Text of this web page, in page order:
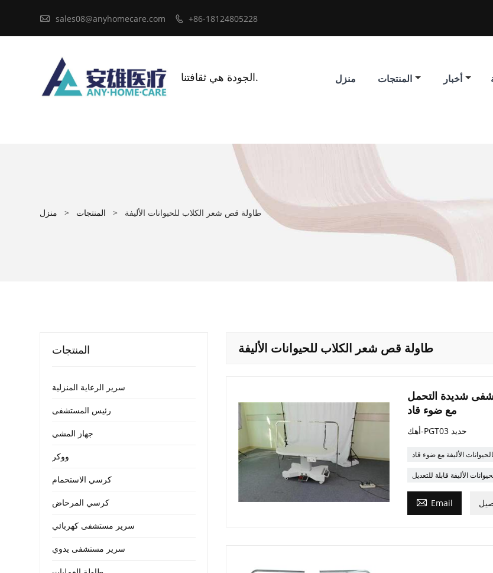
 sales08@anyhomecare.com  +86-18124805228
منزل المنتجات أخبار الجودة هي ثقافتنا.
منزل > المنتجات > طاولة قص شعر الكلاب للحيوانات الأليفة
طاولة قص شعر الكلاب للحيوانات الأليفة
شديدة التحمل
مع ضوء قاد
أهك-PGT03 حديد
الأليفة مع ضوء قاد
الأليفة قابلة للتعديل
 Email
المنتجات
سرير الرعاية المنزلية
رئيس المستشفى
جهاز المشي
ووكر
كرسي الاستحمام
كرسي المرحاض
سرير مستشفى كهربائي
سرير مستشفى يدوي